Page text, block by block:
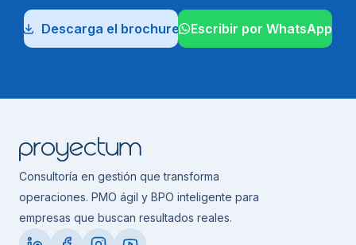
Descarga el brochure Escribir por WhatsApp
Consultoría en gestión que transforma
operaciones. PMO ágil y BPO inteligente para
empresas que buscan resultados reales.